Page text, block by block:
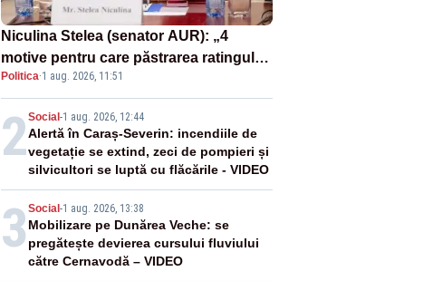
Niculina Stelea (senator AUR): „4
motive pentru care păstrarea ratingului
de țară nu este o reușită pentru
Guvernul Bolojan”
Politica·1 aug. 2026, 11:51
2Social -1 aug. 2026, 12:44
Alertă în Caraș-Severin: incendiile de
vegetație se extind, zeci de pompieri și
silvicultori se luptă cu flăcările - VIDEO
3 Social -1 aug. 2026, 13:38
Mobilizare pe Dunărea Veche: se
pregătește devierea cursului fluviului
către Cernavodă – VIDEO